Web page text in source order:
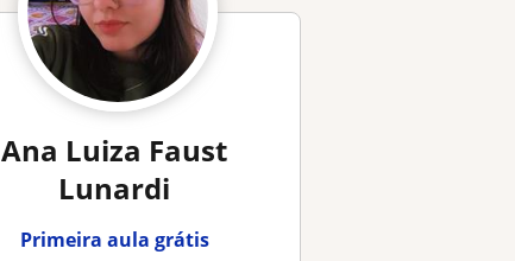
Ana Luiza Faust
Lunardi
Primeira aula grátis